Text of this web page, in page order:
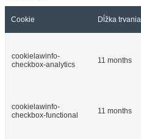
Cookie Dĺžka trvania
cookielawinfo-
checkbox-analytics
11 months
cookielawinfo-
checkbox-functional
11 months